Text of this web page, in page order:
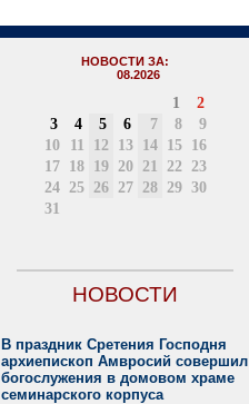
НОВОСТИ ЗА:
08.2026
1
2
3
4 5 6 7 8
9
10
11 12 13 14 15
16
17
18 19 20 21 22 23
24 25 26 27 28 29 30
31
НОВОСТИ
В праздник Сретения Господня
архиепископ Амвросий совершил
богослужения в домовом храме
семинарского корпуса